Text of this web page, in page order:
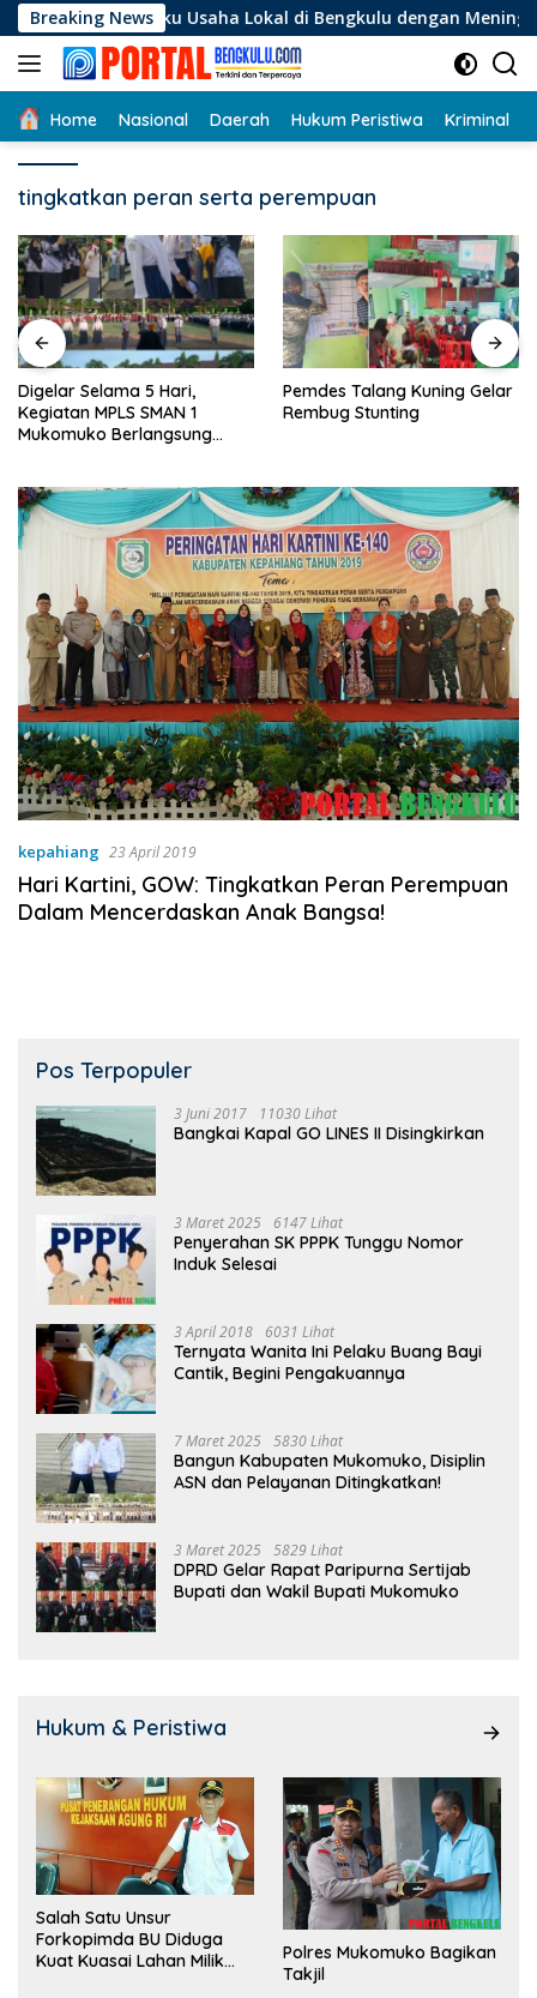
Langsung
ke
konten
Breaking News
Usaha Lokal di Bengkulu dengan Meningkatkan Ruang
Home Nasional Daerah Hukum Peristiwa Kriminal
tingkatkan peran serta perempuan
Digelar Selama 5 Hari,
Kegiatan MPLS SMAN 1
Mukomuko Berlangsung
Pemdes Talang Kuning Gelar
Rembug Stunting
kepahiang 23 April 2019
Hari Kartini, GOW: Tingkatkan Peran Perempuan
Dalam Mencerdaskan Anak Bangsa!
Pos Terpopuler
3 Juni 2017 11030 Lihat
Bangkai Kapal GO LINES II Disingkirkan
3 Maret 2025 6147 Lihat
Penyerahan SK PPPK Tunggu Nomor
Induk Selesai
3 April 2018 6031 Lihat
Ternyata Wanita Ini Pelaku Buang Bayi
Cantik, Begini Pengakuannya
7 Maret 2025 5830 Lihat
Bangun Kabupaten Mukomuko, Disiplin
ASN dan Pelayanan Ditingkatkan!
3 Maret 2025 5829 Lihat
DPRD Gelar Rapat Paripurna Sertijab
Bupati dan Wakil Bupati Mukomuko
Hukum & Peristiwa
Salah Satu Unsur
Forkopimda BU Diduga
Kuat Kuasai Lahan Milik
Polres Mukomuko Bagikan
Takjil